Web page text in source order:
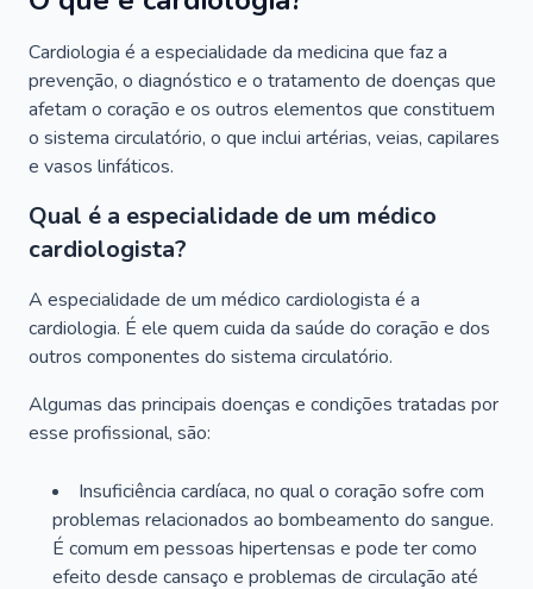
Cardiologia é a especialidade da medicina que faz a
prevenção, o diagnóstico e o tratamento de doenças que
afetam o coração e os outros elementos que constituem
o sistema circulatório, o que inclui artérias, veias, capilares
e vasos linfáticos.
Qual é a especialidade de um médico
cardiologista?
A especialidade de um médico cardiologista é a
cardiologia. É ele quem cuida da saúde do coração e dos
outros componentes do sistema circulatório.
Algumas das principais doenças e condições tratadas por
esse profissional, são:
Insuficiência cardíaca, no qual o coração sofre com
problemas relacionados ao bombeamento do sangue.
É comum em pessoas hipertensas e pode ter como
efeito desde cansaço e problemas de circulação até